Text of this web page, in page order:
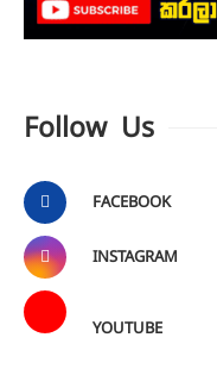
Follow Us
FACEBOOK
INSTAGRAM
YOUTUBE